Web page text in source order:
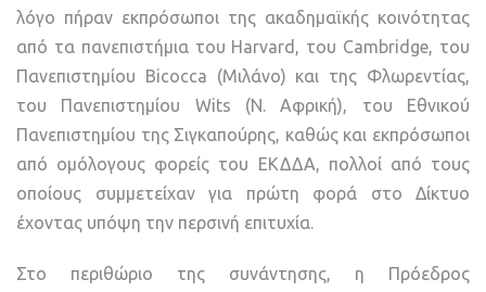
λόγο πήραν εκπρόσωποι της ακαδημαϊκής κοινότητας
από τα πανεπιστήμια του Harvard, του Cambridge, του
Πανεπιστημίου Bicocca (Μιλάνο) και της Φλωρεντίας,
του Πανεπιστημίου Wits (Ν. Αφρική), του Εθνικού
Πανεπιστημίου της Σιγκαπούρης, καθώς και εκπρόσωποι
από ομόλογους φορείς του ΕΚΔΔΑ, πολλοί από τους
οποίους συμμετείχαν για πρώτη φορά στο Δίκτυο
έχοντας υπόψη την περσινή επιτυχία.
Στο περιθώριο της συνάντησης, η Πρόεδρος